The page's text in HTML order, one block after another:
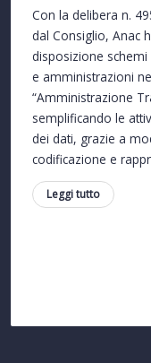
Con la delibera n.
dal Consiglio, Anac
disposizione
e amministrazioni
“Amministrazione
semplificando le
dei dati, grazie a
codificazione e
Leggi tutto